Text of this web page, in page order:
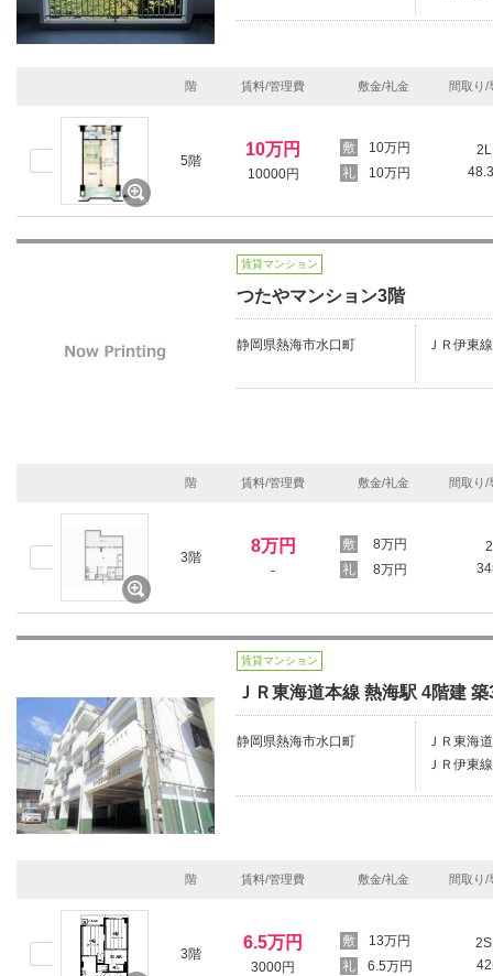
階 賃料/管理費 敷金/礼金 間取り/
5階
10万円
10000円
10万円
10万円
賃貸マンション
つたやマンション3階
静岡県熱海市水口町 ＪＲ伊東
階 賃料/管理費 敷金/礼金 間取り/
3階
8万円
-
8万円
8万円
賃貸マンション
ＪＲ東海道本線 熱海駅 4階建
静岡県熱海市水口町
ＪＲ東海
ＪＲ伊東
階 賃料/管理費 敷金/礼金 間取り/
3階
6.5万円
3000円
13万円
6.5万円